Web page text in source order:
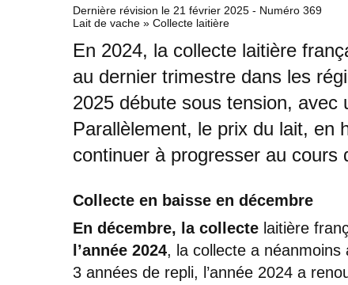
Dernière révision le 21 février 2025 - Numéro 369
Lait de vache » Collecte laitière
En 2024, la collecte laitière
au dernier trimestre dans les
2025 débute sous tension, avec
Parallèlement, le prix du lait, en
continuer à progresser au cours
Collecte en baisse en décembre
En décembre, la collecte laitière
l’année 2024, la collecte a néanmoins
3 années de repli, l’année 2024 a